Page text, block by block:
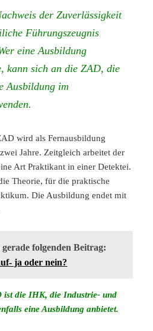
der Zuverlässigkeit
Führungszeugnis
eine Ausbildung
kann sich an die ZAD, die
Ausbildung im
wird als Fernausbildung
Jahre. Zeitgleich arbeitet der
Art Praktikant in einer Detektei.
Theorie, für die praktische
Die Ausbildung endet mit
gerade folgenden Beitrag:
ja oder nein?
ist die IHK, die Industrie- und
eine Ausbildung anbietet.